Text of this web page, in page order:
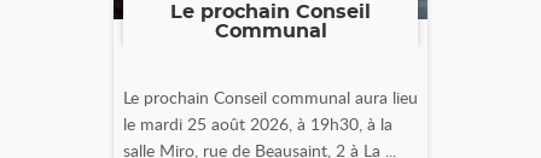
Le prochain Conseil
Communal
Le prochain Conseil communal aura lieu
le mardi 25 août 2026, à 19h30, à la
salle Miro, rue de Beausaint, 2 à La ...